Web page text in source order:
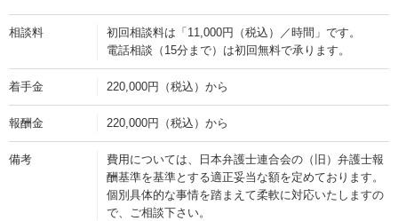
相談料
初回相談料は「11,000円（税込）／時間」です。
電話相談（15分まで）は初回無料で承ります。
着手金 220,000円（税込）から
報酬金 220,000円（税込）から
備考
費用については、日本弁護士連合会の（旧）弁護士報
酬基準を基準とする適正妥当な額を定めております。
個別具体的な事情を踏まえて柔軟に対応いたしますの
で、ご相談下さい。